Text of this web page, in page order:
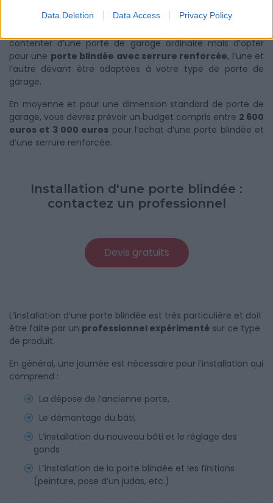
Data Deletion Data Access Privacy Policy
coûteux et même faire office de garde meuble et contenir
contenter d’une porte de garage ordinaire mais d’opter
pour une porte blindée avec serrure renforcée, l’une et
l’autre devant être adaptées à votre type de porte de
garage.
En moyenne et pour une dimension standard de porte de
garage, vous devrez prévoir un budget compris entre 2 600
euros et 3 000 euros pour l’achat d’une porte blindée et
d’une serrure renforcée.
Installation d'une porte blindée :
contactez un professionnel
Devis gratuits
L’installation d’une porte blindée est très particulière et doit
être faite par un professionnel expérimenté sur ce type
de produit.
En général, une journée est nécessaire pour l’installation qui
comprend :
La dépose de l’ancienne porte,
Le démontage du bâti,
L’installation du nouveau bâti et le réglage des
gonds
L’installation de la porte blindée et les finitions
(peinture, pose d’un judas, etc.)